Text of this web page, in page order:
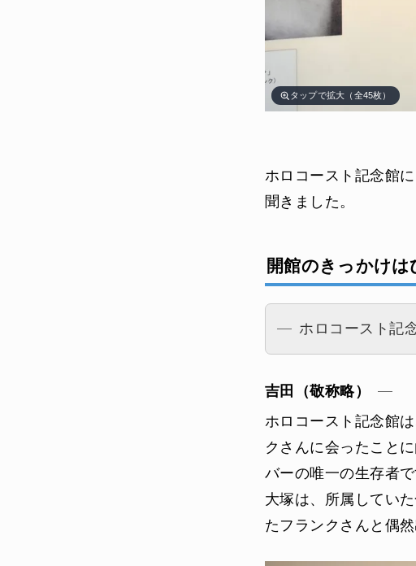
タップで拡大（全45枚）
ホロコースト記念館
聞きました。
開館のきっかけ
ホロコースト記
吉田（敬称略）
ホロコースト記念館
クさんに会ったこと
バーの唯一の生存者で
大塚は、所属してい
たフランクさんと偶然